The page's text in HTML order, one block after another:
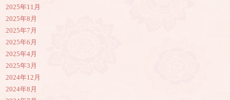
2025年11月
2025年8月
2025年7月
2025年6月
2025年4月
2025年3月
2024年12月
2024年8月